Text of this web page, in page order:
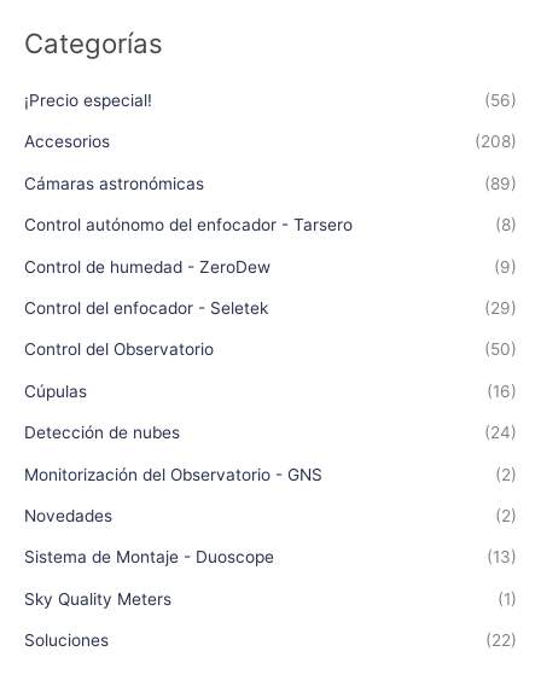
Categorías
¡Precio especial! (56)
Accesorios (208)
Cámaras astronómicas (89)
Control autónomo del enfocador - Tarsero (8)
Control de humedad - ZeroDew (9)
Control del enfocador - Seletek (29)
Control del Observatorio (50)
Cúpulas (16)
Detección de nubes (24)
Monitorización del Observatorio - GNS (2)
Novedades (2)
Sistema de Montaje - Duoscope (13)
Sky Quality Meters (1)
Soluciones (22)